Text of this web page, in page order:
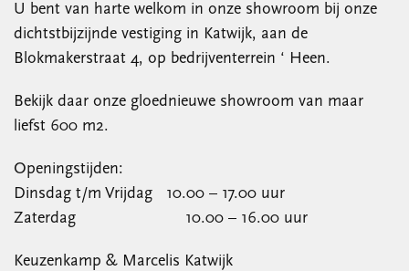
U bent van harte welkom in onze showroom bij onze
dichtstbijzijnde vestiging in Katwijk, aan de
Blokmakerstraat 4, op bedrijventerrein ‘ Heen.
Bekijk daar onze gloednieuwe showroom van maar
liefst 600 m2.
Openingstijden:
Dinsdag t/m Vrijdag 10.00 – 17.00 uur
Zaterdag 10.00 – 16.00 uur
Keuzenkamp & Marcelis Katwijk